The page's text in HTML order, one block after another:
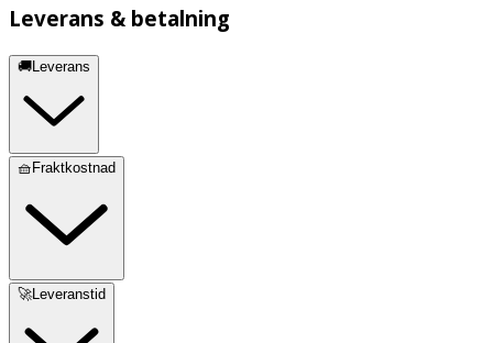
Leverans & betalning
🚚Leverans
🧺Fraktkostnad
🚀Leveranstid